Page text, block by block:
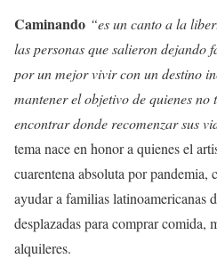
Caminando “es un canto a la
las personas que salieron dejando
por un mejor vivir con un destino
mantener el objetivo de quienes
encontrar donde recomenzar sus
tema nace en honor a quienes el
cuarentena absoluta por pandemia,
ayudar a familias latinoamericanas
desplazadas para comprar comida,
alquileres.